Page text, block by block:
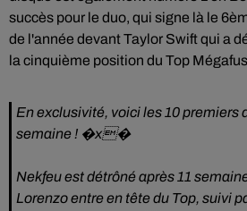
succès pour le duo, qui signe là le
de l'année devant Taylor Swift qui a
la cinquième position du Top
En exclusivité, voici les 10 premiers
semaine ! �x�
Nekfeu est détrôné après 11
Lorenzo entre en tête du Top, suivi